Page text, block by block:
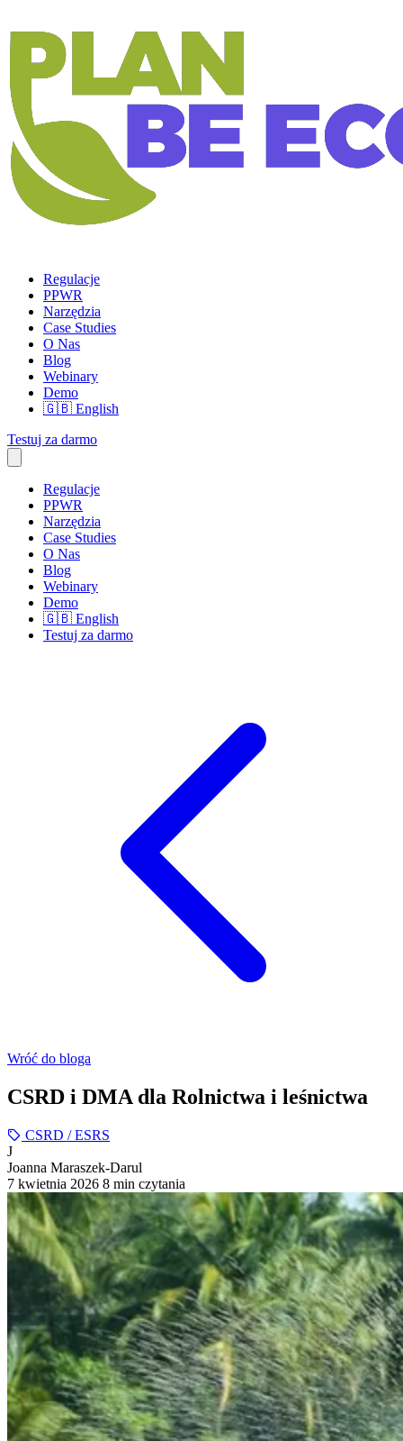
Regulacje
PPWR
Narzędzia
Case Studies
O Nas
Blog
Webinary
Demo
🇬🇧 English
Testuj za darmo
Regulacje
PPWR
Narzędzia
Case Studies
O Nas
Blog
Webinary
Demo
🇬🇧 English
Testuj za darmo
Wróć do bloga
CSRD i DMA dla Rolnictwa i leśnictwa
CSRD / ESRS
J
Joanna Maraszek-Darul
7 kwietnia 2026 8 min czytania